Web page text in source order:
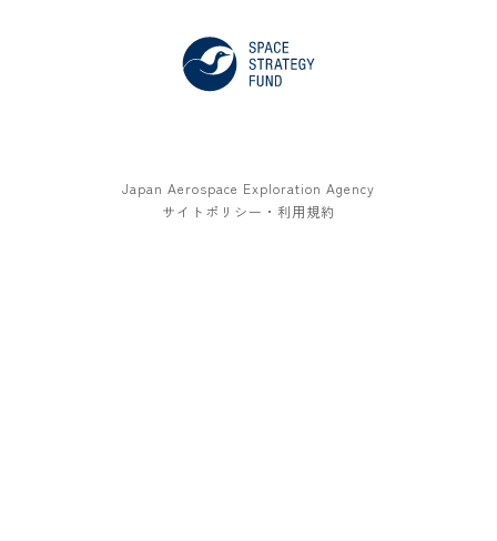
Japan Aerospace Exploration Agency
サイトポリシー・利用規約